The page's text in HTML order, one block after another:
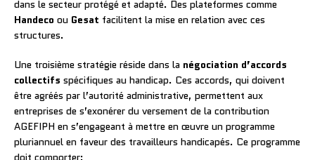
dans le secteur protégé et adapté. Des plateformes comme
Handeco ou Gesat facilitent la mise en relation avec ces
structures.
Une troisième stratégie réside dans la négociation d’accords
collectifs spécifiques au handicap. Ces accords, qui doivent
être agréés par l’autorité administrative, permettent aux
entreprises de s’exonérer du versement de la contribution
AGEFIPH en s’engageant à mettre en œuvre un programme
pluriannuel en faveur des travailleurs handicapés. Ce programme
doit comporter: